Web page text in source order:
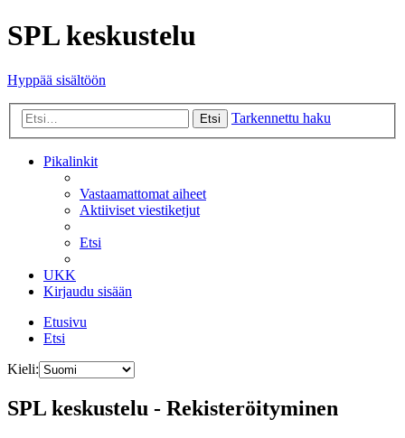
SPL keskustelu
Hyppää sisältöön
Etsi Tarkennettu haku
Pikalinkit
Vastaamattomat aiheet
Aktiiviset viestiketjut
Etsi
UKK
Kirjaudu sisään
Etusivu
Etsi
Kieli:
SPL keskustelu - Rekisteröityminen